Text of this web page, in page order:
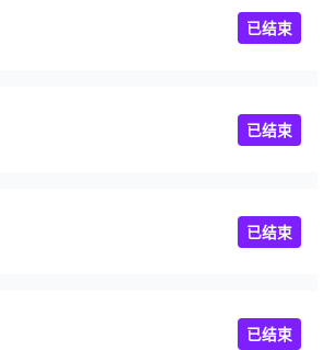
已结束
已结束
已结束
已结束